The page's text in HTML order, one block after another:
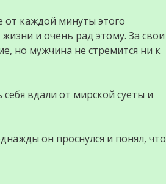
от каждой минуты этого
и очень рад этому. За свои
но мужчина не стремится ни к
вдали от мирской суеты и
он проснулся и понял, что